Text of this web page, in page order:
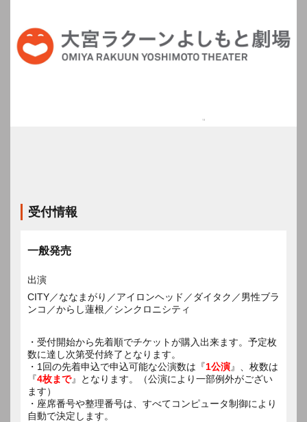
受付情報
一般発売
出演
CITY／ななまがり／アイロンヘッド／ダイタク／男性ブラ
ンコ／からし蓮根／シンクロニシティ
・受付開始から先着順でチケットが購入出来ます。予定枚
数に達し次第受付終了となります。
・1回の先着申込で申込可能な公演数は『1公演』、枚数は
『4枚まで』となります。（公演により一部例外がござい
ます）
・座席番号や整理番号は、すべてコンピュータ制御により
自動で決定します。